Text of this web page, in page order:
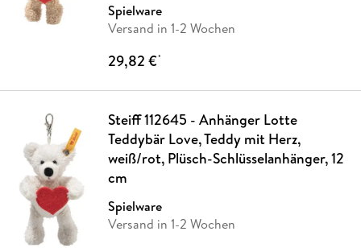
Spielware
Versand in 1-2 Wochen
29,82 €*
Steiff 112645 - Anhänger Lotte
Teddybär Love, Teddy mit Herz,
weiß/rot, Plüsch-Schlüsselanhänger, 12
cm
Spielware
Versand in 1-2 Wochen